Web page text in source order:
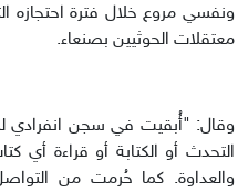
ونفسي مروع خلال فترة احتجازه
معتقلات الحوثيين بصنعاء.
وقال: "أُبقيت في سجن انفرادي
التحدث أو الكتابة أو قراءة أي
والعداوة. كما حُرمت من